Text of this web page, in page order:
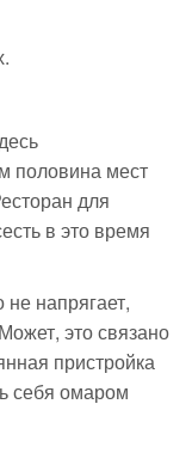
половина мест
для
в это время
напрягает,
это связано
пристройка
себя омаром